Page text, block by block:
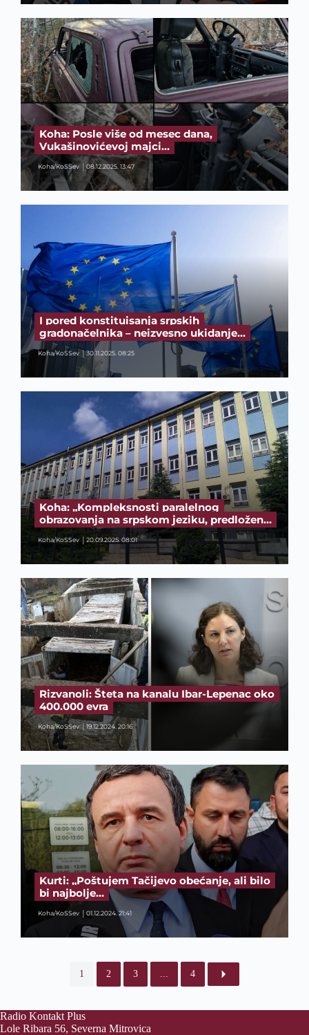
Koha: Posle više od mesec dana,
Vukašinovićevoj majci…
Koha/KoSSev 08.12.2025. 13:47
I pored konstituisanja srpskih
gradonačelnika – neizvesno ukidanje…
Koha/KoSSev 30.11.2025. 08:25
Koha: „Kompleksnosti paralelnog
obrazovanja na srpskom jeziku, predložen…
Koha/KoSSev 20.09.2025. 08:01
Rizvanoli: Šteta na kanalu Ibar-Lepenac oko
400.000 evra
Koha/KoSSev 19.12.2024. 20:16
Kurti: „Poštujem Tačijevo obećanje, ali bilo
bi najbolje…
Koha/KoSSev 01.12.2024. 21:41
1 2 3 ... 4
Radio Kontakt Plus
Lole Ribara 56, Severna Mitrovica